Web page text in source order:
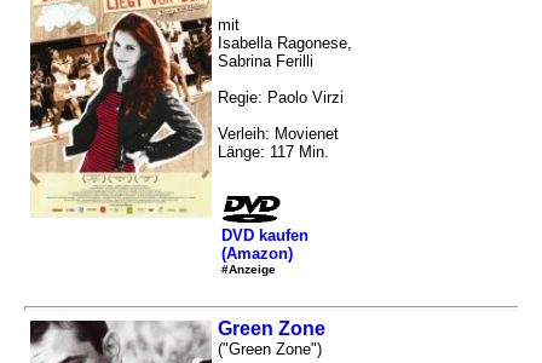
mit
Isabella Ragonese,
Sabrina Ferilli
Regie: Paolo Virzi
Verleih: Movienet
Länge: 117 Min.
DVD kaufen
(Amazon)
#Anzeige
Green Zone
("Green Zone")